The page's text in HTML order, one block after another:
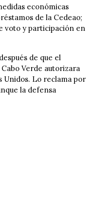
económicas
de la Cedeao;
voto y participación en
de que el
Verde autorizara
Unidos. Lo reclama por
la defensa